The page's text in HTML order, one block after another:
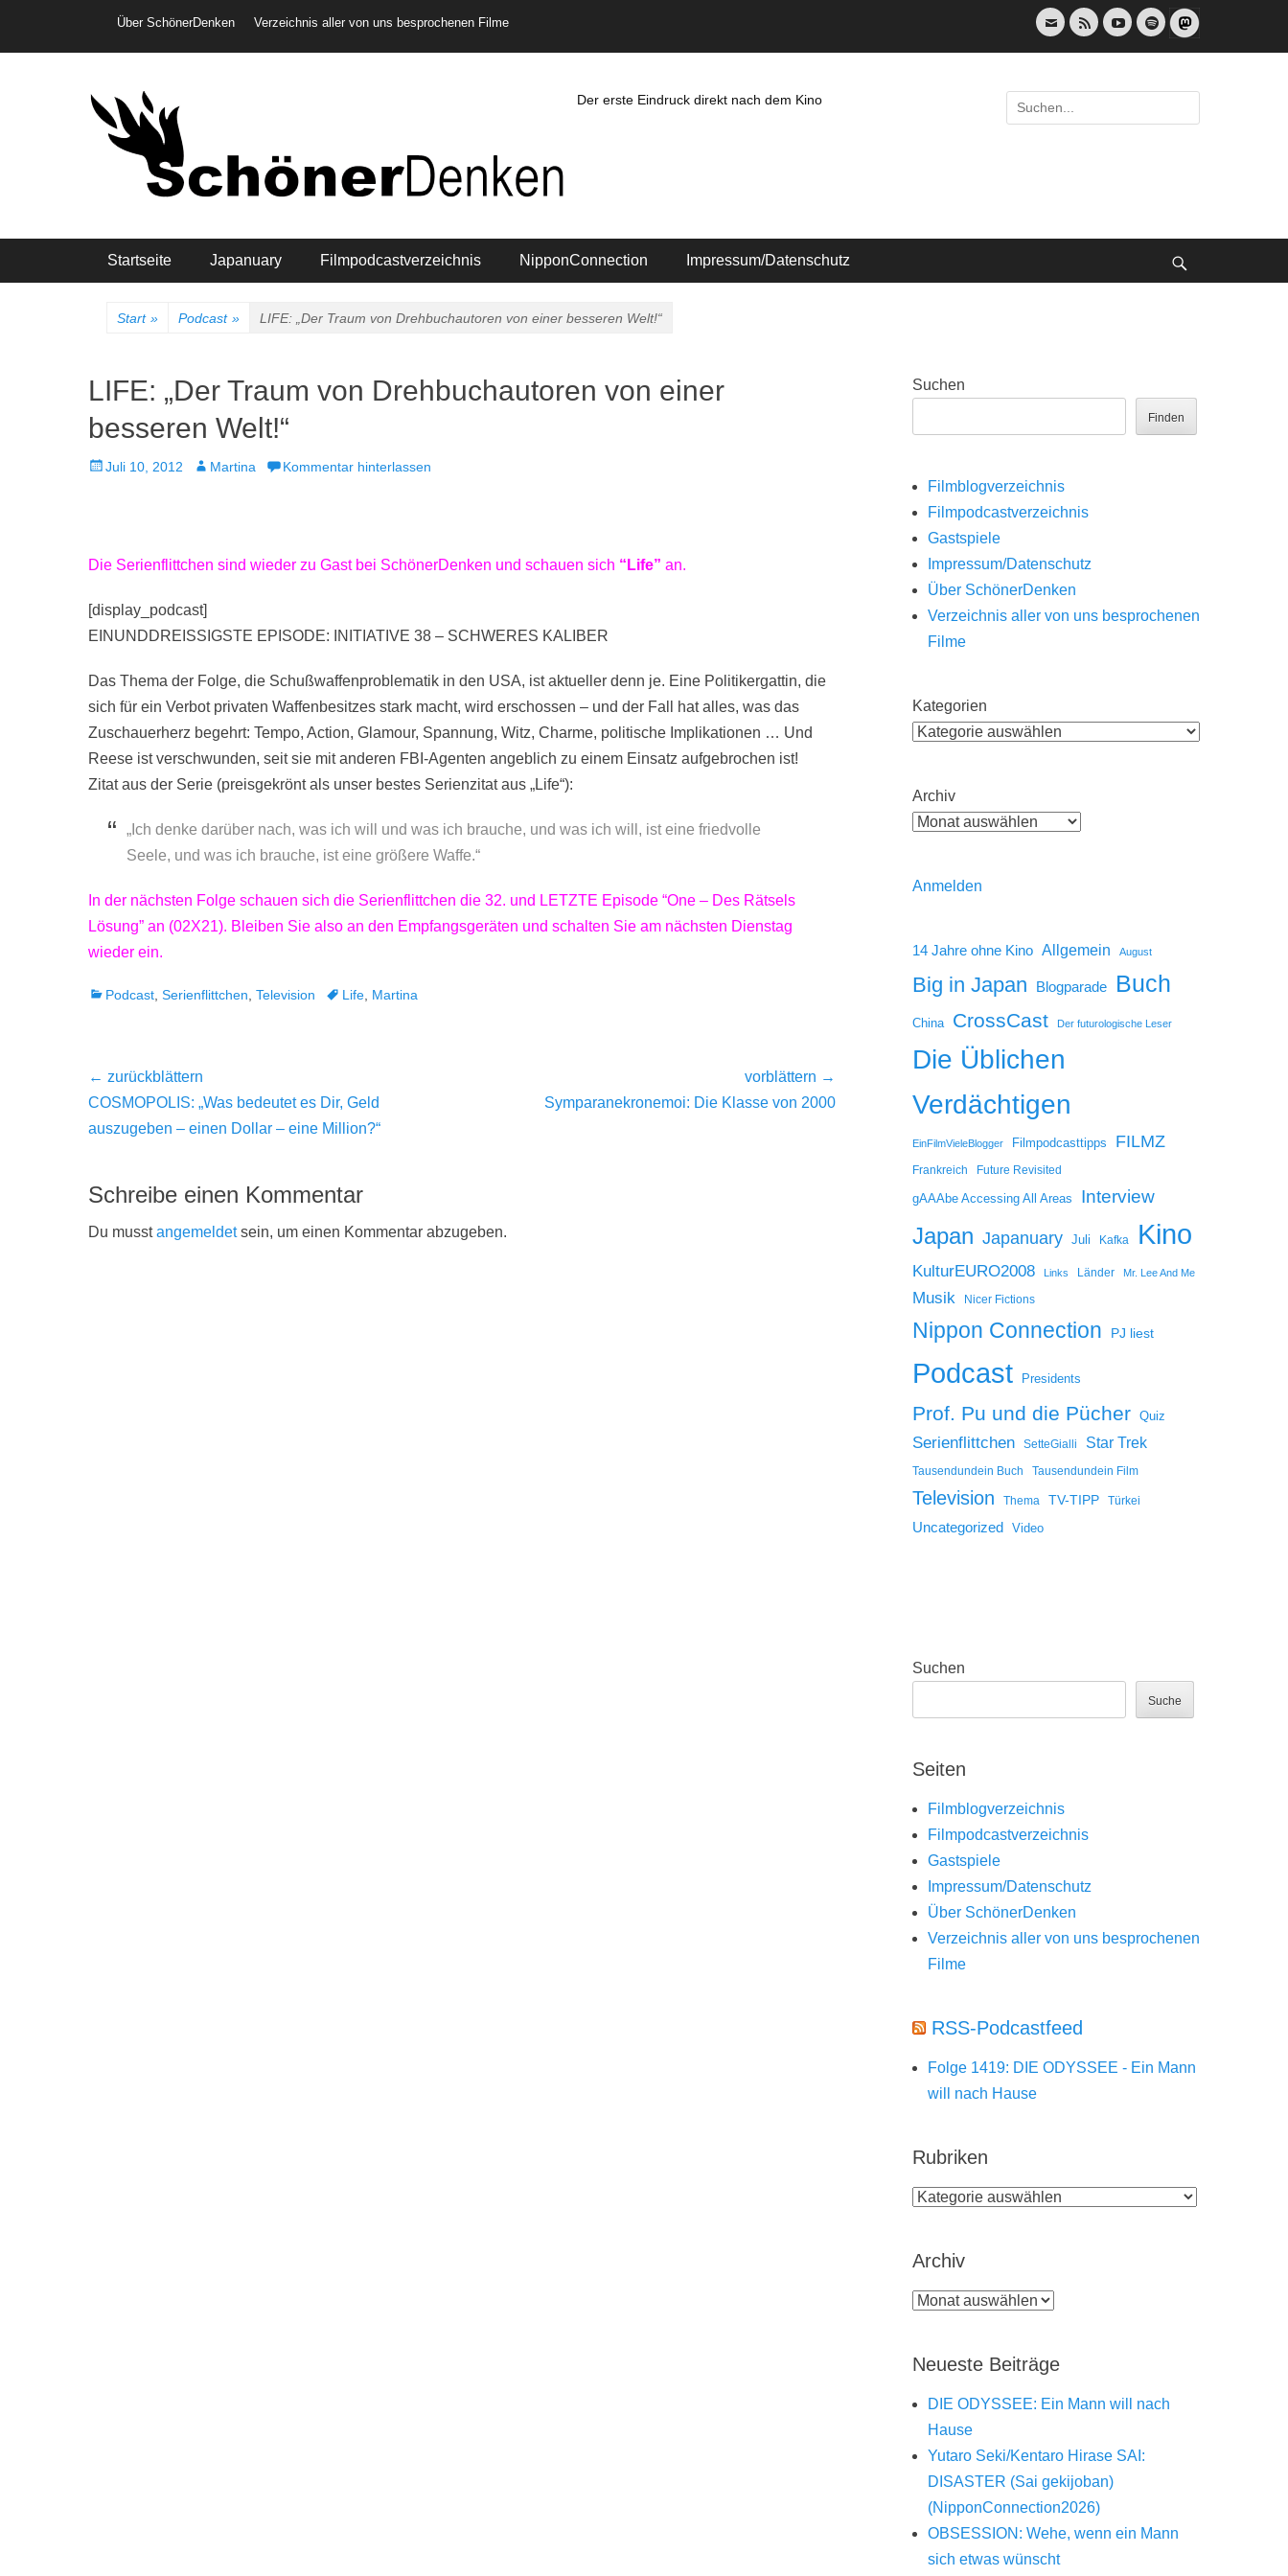
Header-Menü
Über SchönerDenken Verzeichnis aller von uns besprochenen Filme
E-
Mail
Feed YouTubeSpotify
Der erste Eindruck direkt nach dem Kino
Suche
nach:
Hauptmenü
Startseite Japanuary Filmpodcastverzeichnis NipponConnection Impressum/Datenschutz
Start » Podcast » LIFE: „Der Traum von Drehbuchautoren von einer besseren Welt!“
LIFE: „Der Traum von Drehbuchautoren von einer
besseren Welt!“
Veröffentlicht
Juli 10, 2012 AutorMartina Kommentar hinterlassen
Die Serienflittchen sind wieder zu Gast bei SchönerDenken und schauen sich “Life” an.
[display_podcast]
EINUNDDREISSIGSTE EPISODE: INITIATIVE 38 – SCHWERES KALIBER
Das Thema der Folge, die Schußwaffenproblematik in den USA, ist aktueller denn je. Eine Politikergattin, die
sich für ein Verbot privaten Waffenbesitzes stark macht, wird erschossen – und der Fall hat alles, was das
Zuschauerherz begehrt: Tempo, Action, Glamour, Spannung, Witz, Charme, politische Implikationen … Und
Reese ist verschwunden, seit sie mit anderen FBI-Agenten angeblich zu einem Einsatz aufgebrochen ist!
Zitat aus der Serie (preisgekrönt als unser bestes Serienzitat aus „Life“):
„Ich denke darüber nach, was ich will und was ich brauche, und was ich will, ist eine friedvolle
Seele, und was ich brauche, ist eine größere Waffe.“
In der nächsten Folge schauen sich die Serienflittchen die 32. und LETZTE Episode “One – Des Rätsels
Lösung” an (02X21). Bleiben Sie also an den Empfangsgeräten und schalten Sie am nächsten Dienstag
wieder ein.
Kategorien
Podcast Serienflittchen Television TagsLife Martina
Beitragsnavigation
← zurückblättern
Vorheriger
Beitrag:
COSMOPOLIS: „Was bedeutet es Dir, Geld
auszugeben – einen Dollar – eine Million?“
vorblättern →
Symparanekronemoi: Die Klasse von 2000
Schreibe einen Kommentar
Du musstangemeldetsein, um einen Kommentar abzugeben.
Suchen
Finden
Filmblogverzeichnis
Filmpodcastverzeichnis
Gastspiele
Impressum/Datenschutz
Über SchönerDenken
Verzeichnis aller von uns besprochenen
Filme
Kategorien
Archiv
Anmelden
14 Jahre ohne Kino Allgemein August
Big in Japan Blogparade Buch
China CrossCast Der futurologische Leser
Die Üblichen
Verdächtigen
EinFilmVieleBlogger Filmpodcasttipps FILMZ
Frankreich Future Revisited
gAAAbe Accessing All Areas Interview
Japan Japanuary Juli Kafka Kino
KulturEURO2008 Links Länder Mr. Lee And Me
Musik Nicer Fictions
Nippon Connection PJ liest
Podcast Presidents
Prof. Pu und die Pücher Quiz
Serienflittchen SetteGialli Star Trek
Tausendundein Buch Tausendundein Film
Television Thema TV-TIPP Türkei
Uncategorized Video
Suchen
Suche
Seiten
Filmblogverzeichnis
Filmpodcastverzeichnis
Gastspiele
Impressum/Datenschutz
Über SchönerDenken
Verzeichnis aller von uns besprochenen
Filme
RSS-Podcastfeed
Folge 1419: DIE ODYSSEE - Ein Mann
will nach Hause
Rubriken
Rubriken
Archiv
Archiv
Neueste Beiträge
DIE ODYSSEE: Ein Mann will nach
Hause
Yutaro Seki/Kentaro Hirase SAI:
DISASTER (Sai gekijoban)
(NipponConnection2026)
OBSESSION: Wehe, wenn ein Mann
sich etwas wünscht